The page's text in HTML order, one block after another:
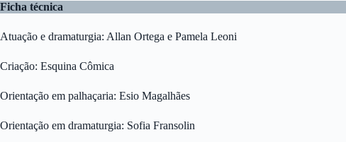
Ficha técnica
Atuação e dramaturgia: Allan Ortega e Pamela Leoni
Criação: Esquina Cômica
Orientação em palhaçaria: Esio Magalhães
Orientação em dramaturgia: Sofia Fransolin